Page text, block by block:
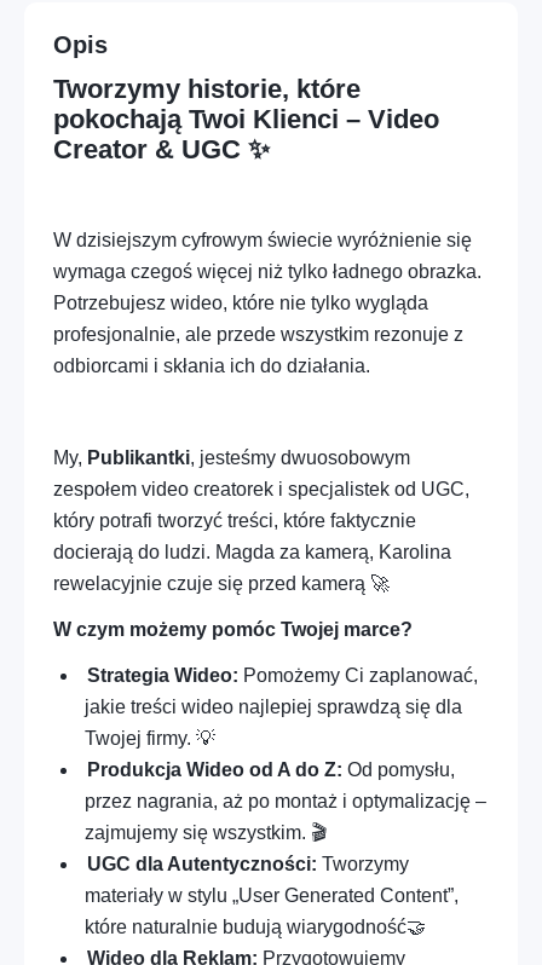
Opieka – Opieka nad zwierzętami
Profesje – HORECA i gastronomia
Dom – Montaż i drobne prace
Dom – Sprzątanie i pomoc domowa
Edukacja – Kursy praktyczne i warsztaty
Mobilność – Transport i przeprowadzki
Profesje – Usługi administracyjne i wsparcie
Cyfrowe – Marketing, social media i treści
Wolny czas – Hobby, kreatywność i wydarzenia
Osoba – Zdrowie, sport i dobre samopoczucie
Różne – Inne usługi
Cyfrowe – IT i technologia
Edukacja – Korepetycje, języki i lekcje
prywatne
Opis
Tworzymy historie, które
pokochają Twoi Klienci – Video
Creator & UGC ✨
W dzisiejszym cyfrowym świecie wyróżnienie się
wymaga czegoś więcej niż tylko ładnego obrazka.
Potrzebujesz wideo, które nie tylko wygląda
profesjonalnie, ale przede wszystkim rezonuje z
odbiorcami i skłania ich do działania.
My, Publikantki, jesteśmy dwuosobowym
zespołem video creatorek i specjalistek od UGC,
który potrafi tworzyć treści, które faktycznie
docierają do ludzi. Magda za kamerą, Karolina
rewelacyjnie czuje się przed kamerą 🚀
W czym możemy pomóc Twojej marce?
Strategia Wideo: Pomożemy Ci zaplanować,
jakie treści wideo najlepiej sprawdzą się dla
Twojej firmy. 💡
Produkcja Wideo od A do Z: Od pomysłu,
przez nagrania, aż po montaż i optymalizację –
zajmujemy się wszystkim. 🎬
UGC dla Autentyczności: Tworzymy
materiały w stylu „User Generated Content”,
które naturalnie budują wiarygodność🤝
Wideo dla Reklam: Przygotowujemy